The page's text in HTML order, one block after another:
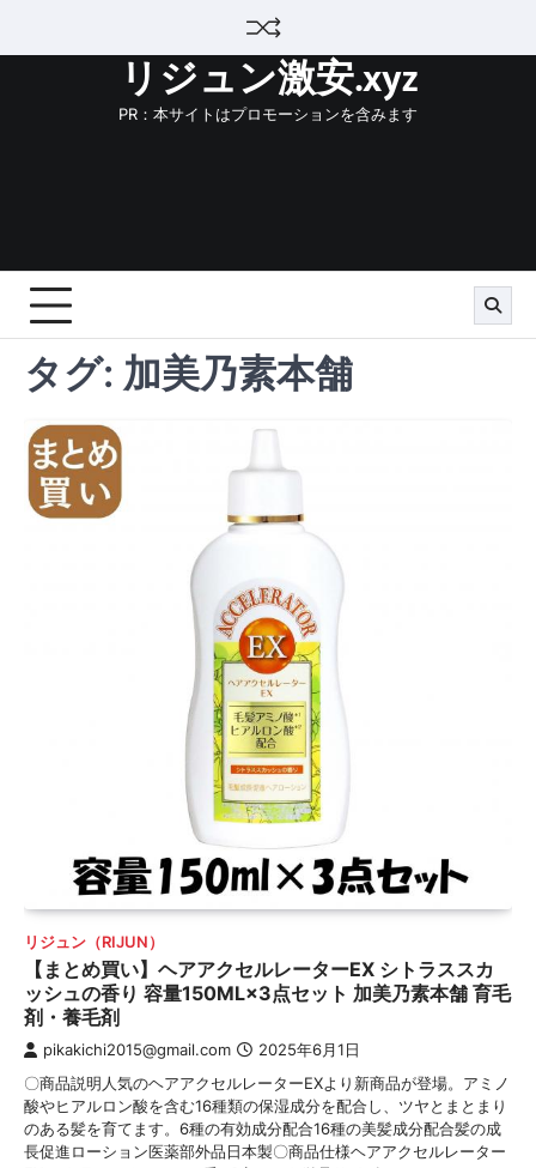
リジュン激安.xyz
PR：本サイトはプロモーションを含みます
タグ: 加美乃素本舗
リジュン（RIJUN）
【まとめ買い】ヘアアクセルレーターEX シトラススカ
ッシュの香り 容量150ML×3点セット 加美乃素本舗 育毛
剤・養毛剤
pikakichi2015@gmail.com 2025年6月1日
〇商品説明人気のヘアアクセルレーターEXより新商品が登場。アミノ
酸やヒアルロン酸を含む16種類の保湿成分を配合し、ツヤとまとまり
のある髪を育てます。6種の有効成分配合16種の美髪成分配合髪の成
長促進ローション医薬部外品日本製〇商品仕様ヘアアクセルレーター